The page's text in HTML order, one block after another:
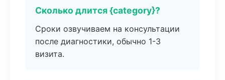
Сколько длится {category}?
Сроки озвучиваем на консультации
после диагностики, обычно 1-3
визита.